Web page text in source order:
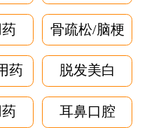
骨疏松/脑梗
药 脱发美白
耳鼻口腔